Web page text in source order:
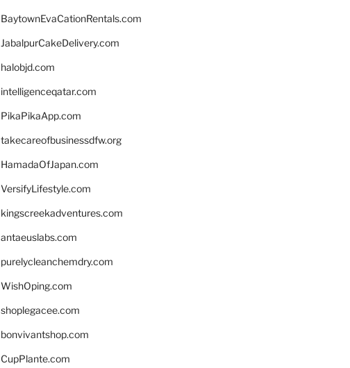
BaytownEvaCationRentals.com
JabalpurCakeDelivery.com
halobjd.com
intelligenceqatar.com
PikaPikaApp.com
takecareofbusinessdfw.org
HamadaOfJapan.com
VersifyLifestyle.com
kingscreekadventures.com
antaeuslabs.com
purelycleanchemdry.com
WishOping.com
shoplegacee.com
bonvivantshop.com
CupPlante.com